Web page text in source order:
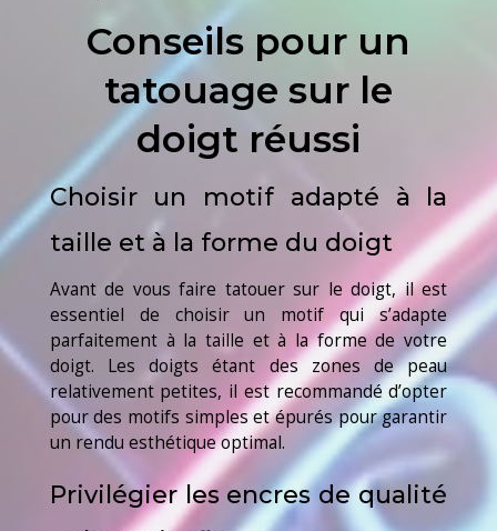
Conseils pour un
tatouage sur le
doigt réussi
Choisir un motif adapté à la
taille et à la forme du doigt
Avant de vous faire tatouer sur le doigt, il est
essentiel de choisir un motif qui s’adapte
parfaitement à la taille et à la forme de votre
doigt. Les doigts étant des zones de peau
relativement petites, il est recommandé d’opter
pour des motifs simples et épurés pour garantir
un rendu esthétique optimal.
Privilégier les encres de qualité